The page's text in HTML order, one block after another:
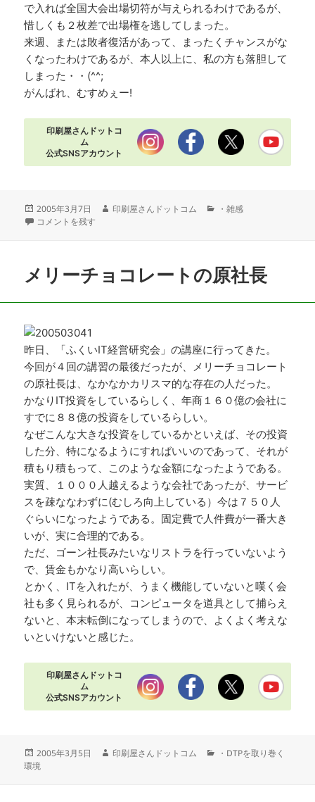
で入れば全国大会出場切符が与えられるわけであるが、
惜しくも２枚差で出場権を逃してしまった。
来週、または敗者復活があって、まったくチャンスがな
くなったわけであるが、本人以上に、私の方も落胆して
しまった・・(^^;
がんばれ、むすめぇー!
印刷屋さんドットコ
ム
公式SNSアカウント
投
稿
2005年3月7日
作
印刷屋さんドットコム
カ・雑感
ほとんど親ばか に
コメントを残す
メリーチョコレートの原社長
昨日、「ふくいIT経営研究会」の講座に行ってきた。
今回が４回の講習の最後だったが、メリーチョコレート
の原社長は、なかなかカリスマ的な存在の人だった。
かなりIT投資をしているらしく、年商１６０億の会社に
すでに８８億の投資をしているらしい。
なぜこんな大きな投資をしているかといえば、その投資
した分、特になるようにすればいいのであって、それが
積もり積もって、このような金額になったようである。
実質、１０００人越えるような会社であったが、サービ
スを疎ななわずに(むしろ向上している）今は７５０人
ぐらいになったようである。固定費で人件費が一番大き
いが、実に合理的である。
ただ、ゴーン社長みたいなリストラを行っていないよう
で、賃金もかなり高いらしい。
とかく、ITを入れたが、うまく機能していないと嘆く会
社も多く見られるが、コンピュータを道具として捕らえ
ないと、本末転倒になってしまうので、よくよく考えな
いといけないと感じた。
印刷屋さんドットコ
ム
公式SNSアカウント
投
稿
2005年3月5日
作
印刷屋さんドットコム
カ・DTPを取り巻く
環境